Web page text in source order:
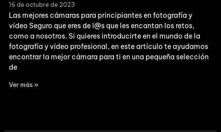
16 de octubre de 2023
Las mejores cámaras para principiantes en fotografía y
vídeo Seguro que eres de l@s que les encantan los retos,
como a nosotros. Si quieres introducirte en el mundo de la
fotografía y vídeo profesional, en este artículo te ayudamos
encontrar la mejor cámara para ti en una pequeña selección
de
Ver más »